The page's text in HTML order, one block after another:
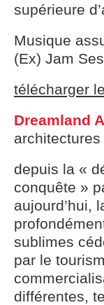
supérieure
Musique
(Ex) Jam
télécharger
Dreamland
depuis la «
conquête »
aujourd’hui,
sublimes
par le
différentes,